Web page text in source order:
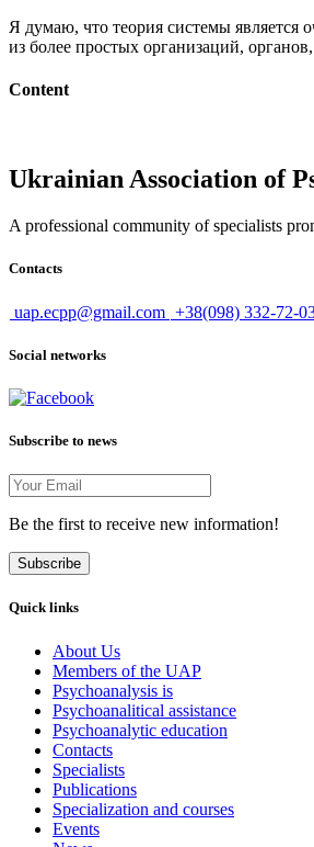
Я думаю, что теория системы является
из более простых организаций,
Content
Ukrainian Association of
A professional community of specialists
Contacts
uap.ecpp@gmail.com +38(098) 332-72-
Social networks
Subscribe to news
Be the first to receive new information!
Subscribe
Quick links
About Us
Members of the UAP
Psychoanalysis is
Psychoanalitical assistance
Psychoanalytic education
Contacts
Specialists
Publications
Specialization and courses
Events